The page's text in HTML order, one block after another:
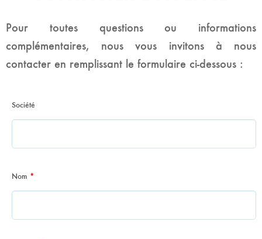
Pour toutes questions ou informations
complémentaires, nous vous invitons à nous
contacter en remplissant le formulaire ci-dessous :
Société
Nom *